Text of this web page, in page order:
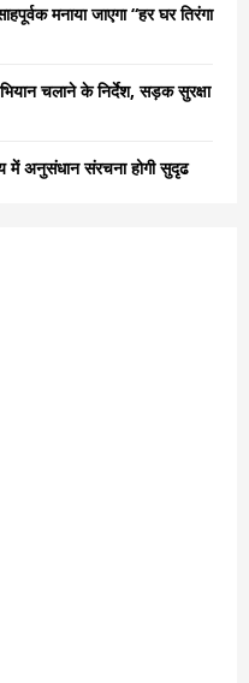
मनाया जाएगा “हर घर तिरंगा
चलाने के निर्देश, सड़क सुरक्षा
में अनुसंधान संरचना होगी सुदृढ